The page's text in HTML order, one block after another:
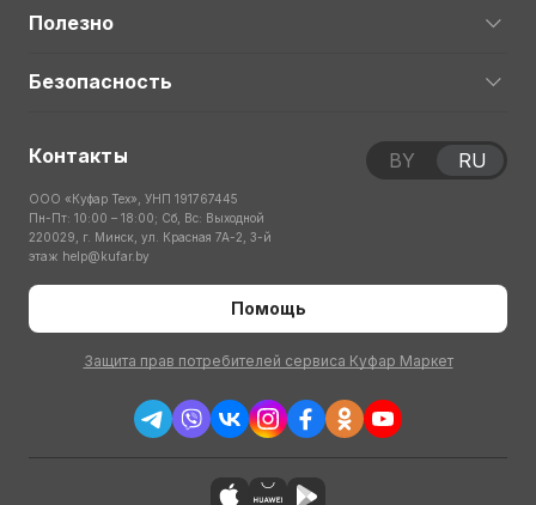
Полезно
Безопасность
Контакты
ООО «Куфар Тех», УНП 191767445
Пн-Пт: 10:00 – 18:00; Сб, Вс: Выходной
220029, г. Минск, ул. Красная 7А-2, 3-й
этаж help@kufar.by
Помощь
Защита прав потребителей сервиса Куфар Маркет
BY RU